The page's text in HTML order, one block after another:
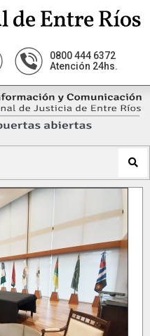
0800 444 6372
Atención 24hs.